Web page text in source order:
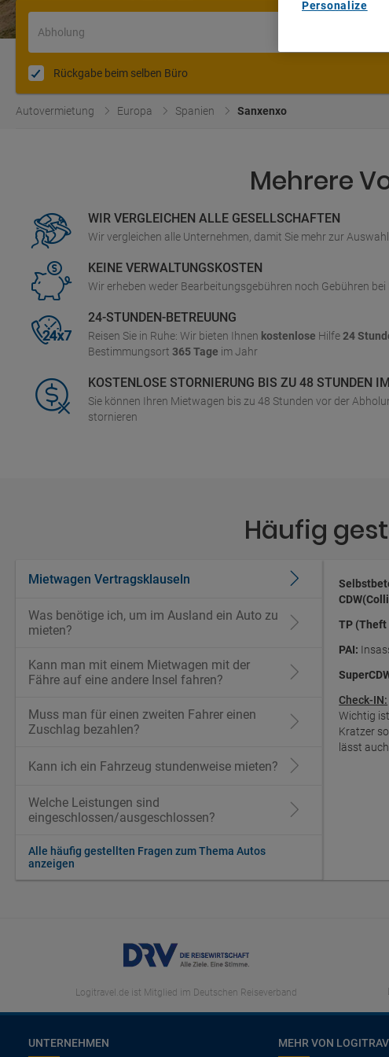
Abholung
Rückgabe beim selben Büro
Autovermietung Europa Spanien Sanxenxo
Mehrere
WIR VERGLEICHEN ALLE GESELLSCHAFTEN
Wir vergleichen alle Unternehmen, damit Sie mehr zur
KEINE VERWALTUNGSKOSTEN
Wir erheben weder Bearbeitungsgebühren noch Gebühren
24-STUNDEN-BETREUUNG
Reisen Sie in Ruhe: Wir bieten Ihnen kostenlose Hilfe24
Bestimmungsort 365 Tage im Jahr
KOSTENLOSE STORNIERUNG BIS ZU 48 STUNDEN
Sie können Ihren Mietwagen bis zu 48 Stunden vor der
stornieren
Häufig
Mietwagen Vertragsklauseln
Was benötige ich, um im Ausland ein Auto zu
mieten?
Kann man mit einem Mietwagen mit der
Fähre auf eine andere Insel fahren?
Muss man für einen zweiten Fahrer einen
Zuschlag bezahlen?
Kann ich ein Fahrzeug stundenweise mieten?
Welche Leistungen sind
eingeschlossen/ausgeschlossen?
Alle häufig gestellten Fragen zum Thema Autos
anzeigen
TP
PAI:
Check-IN:
Wichtig
Kratzer
lässt
Logitravel.de ist Mitglied im Deutschen Reiseverband
UNTERNEHMEN MEHR VON
Personalize